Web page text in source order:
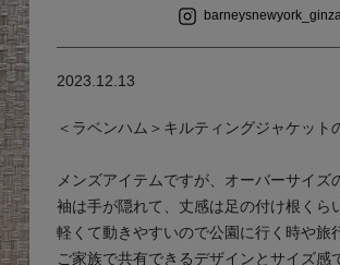
2023.12.13
＜ラベンハム＞キルティングジャケット
メンズアイテムですが、オーバーサイズ
袖は手が隠れて、丈感は足の付け根くら
軽くて動きやすいので公園に行く時や旅
ご家族で共有できるデザインとサイズ感